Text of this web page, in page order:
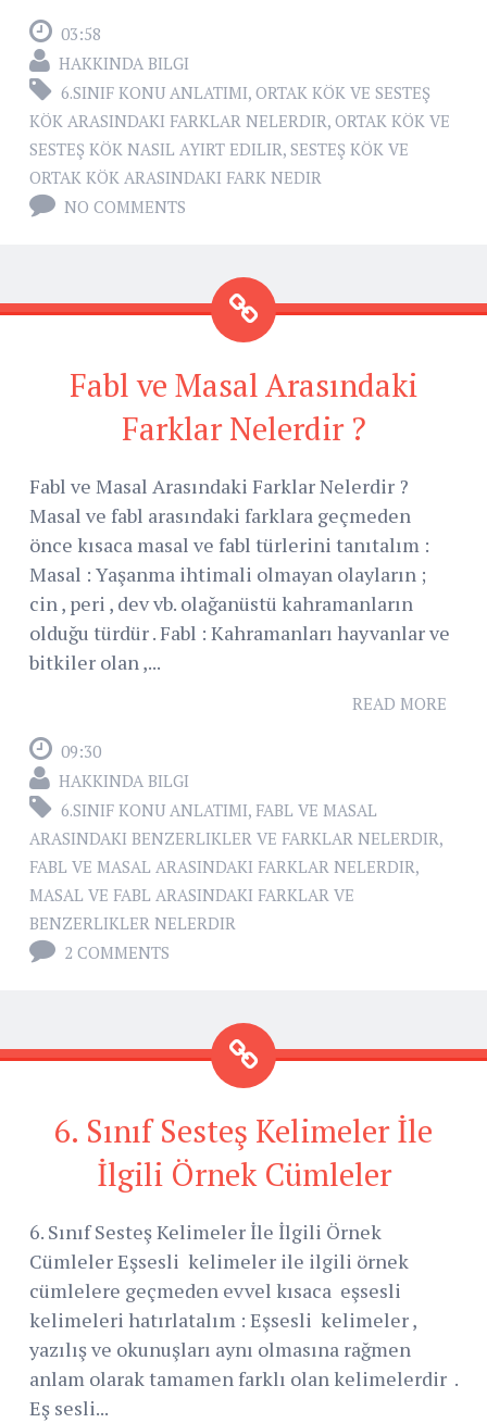
03:58
HAKKINDA BILGI
6.SINIF KONU ANLATIMI, ORTAK KÖK VE SESTEŞ
KÖK ARASINDAKI FARKLAR NELERDIR, ORTAK KÖK VE
SESTEŞ KÖK NASIL AYIRT EDILIR, SESTEŞ KÖK VE
ORTAK KÖK ARASINDAKI FARK NEDIR
NO COMMENTS
Fabl ve Masal Arasındaki
Farklar Nelerdir ?
Fabl ve Masal Arasındaki Farklar Nelerdir ?
Masal ve fabl arasındaki farklara geçmeden
önce kısaca masal ve fabl türlerini tanıtalım :
Masal : Yaşanma ihtimali olmayan olayların ;
cin , peri , dev vb. olağanüstü kahramanların
olduğu türdür . Fabl : Kahramanları hayvanlar ve
bitkiler olan ,...
READ MORE
09:30
HAKKINDA BILGI
6.SINIF KONU ANLATIMI, FABL VE MASAL
ARASINDAKI BENZERLIKLER VE FARKLAR NELERDIR,
FABL VE MASAL ARASINDAKI FARKLAR NELERDIR,
MASAL VE FABL ARASINDAKI FARKLAR VE
BENZERLIKLER NELERDIR
2 COMMENTS
6. Sınıf Sesteş Kelimeler İle
İlgili Örnek Cümleler
6. Sınıf Sesteş Kelimeler İle İlgili Örnek
Cümleler Eşsesli kelimeler ile ilgili örnek
cümlelere geçmeden evvel kısaca eşsesli
kelimeleri hatırlatalım : Eşsesli kelimeler ,
yazılış ve okunuşları aynı olmasına rağmen
anlam olarak tamamen farklı olan kelimelerdir .
Eş sesli...